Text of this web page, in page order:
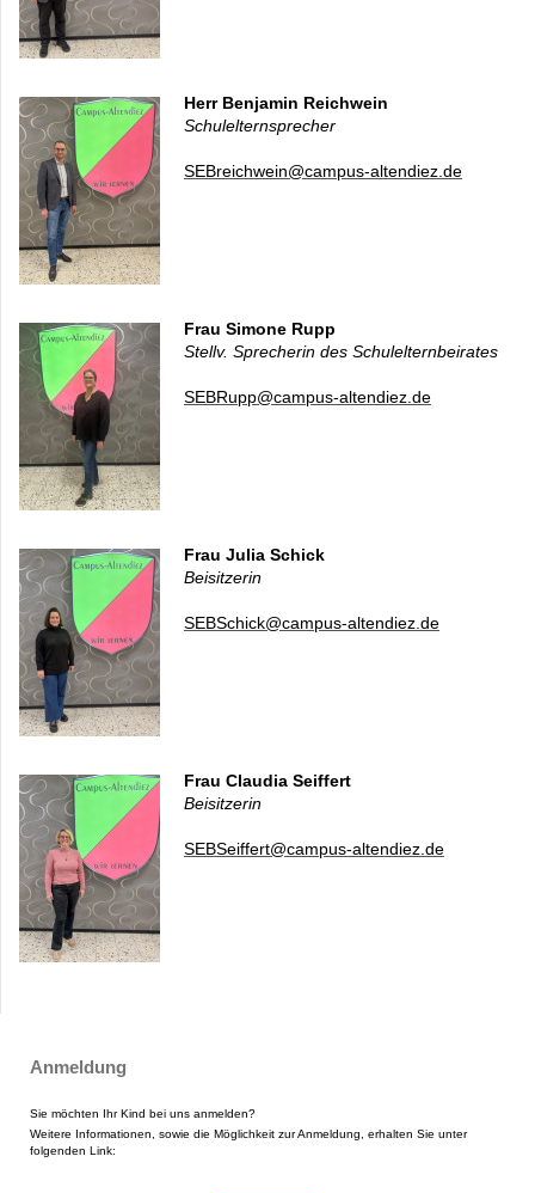
Herr Benjamin Reichwein
Schulelternsprecher
SEBreichwein@campus-altendiez.de
Frau Simone Rupp
Stellv. Sprecherin des Schulelternbeirates
SEBRupp@campus-altendiez.de
Frau Julia Schick
Beisitzerin
SEBSchick@campus-altendiez.de
Frau Claudia Seiffert
Beisitzerin
SEBSeiffert@campus-altendiez.de
Anmeldung
Sie möchten Ihr Kind bei uns anmelden?
Weitere Informationen, sowie die Möglichkeit zur Anmeldung, erhalten Sie unter
folgenden Link: